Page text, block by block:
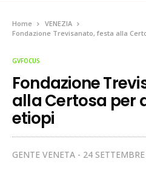
Home
VENEZIA
Fondazione Trevisanato, festa alla
GVFOCUS
Fondazione
alla Certosa per
etiopi
GENTE VENETA 24